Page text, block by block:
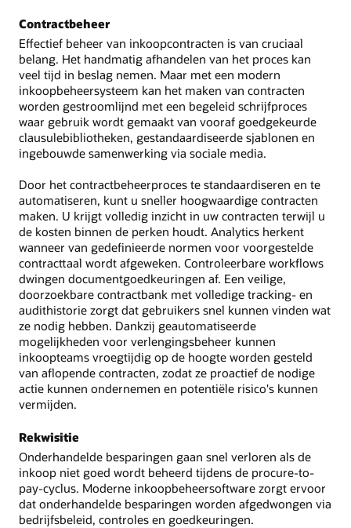
Contractbeheer
Effectief beheer van inkoopcontracten is van cruciaal
belang. Het handmatig afhandelen van het proces kan
veel tijd in beslag nemen. Maar met een modern
inkoopbeheersysteem kan het maken van contracten
worden gestroomlijnd met een begeleid schrijfproces
waar gebruik wordt gemaakt van vooraf goedgekeurde
clausulebibliotheken, gestandaardiseerde sjablonen en
ingebouwde samenwerking via sociale media.
Door het contractbeheerproces te standaardiseren en te
automatiseren, kunt u sneller hoogwaardige contracten
maken. U krijgt volledig inzicht in uw contracten terwijl u
de kosten binnen de perken houdt. Analytics herkent
wanneer van gedefinieerde normen voor voorgestelde
contracttaal wordt afgeweken. Controleerbare workflows
dwingen documentgoedkeuringen af. Een veilige,
doorzoekbare contractbank met volledige tracking- en
audithistorie zorgt dat gebruikers snel kunnen vinden wat
ze nodig hebben. Dankzij geautomatiseerde
mogelijkheden voor verlengingsbeheer kunnen
inkoopteams vroegtijdig op de hoogte worden gesteld
van aflopende contracten, zodat ze proactief de nodige
actie kunnen ondernemen en potentiële risico's kunnen
vermijden.
Rekwisitie
Onderhandelde besparingen gaan snel verloren als de
inkoop niet goed wordt beheerd tijdens de procure-to-
pay-cyclus. Moderne inkoopbeheersoftware zorgt ervoor
dat onderhandelde besparingen worden afgedwongen via
bedrijfsbeleid, controles en goedkeuringen.